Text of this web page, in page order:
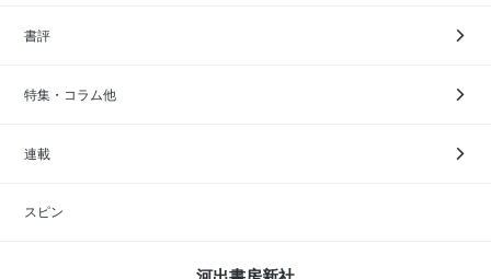
書評
特集・コラム他
連載
スピン